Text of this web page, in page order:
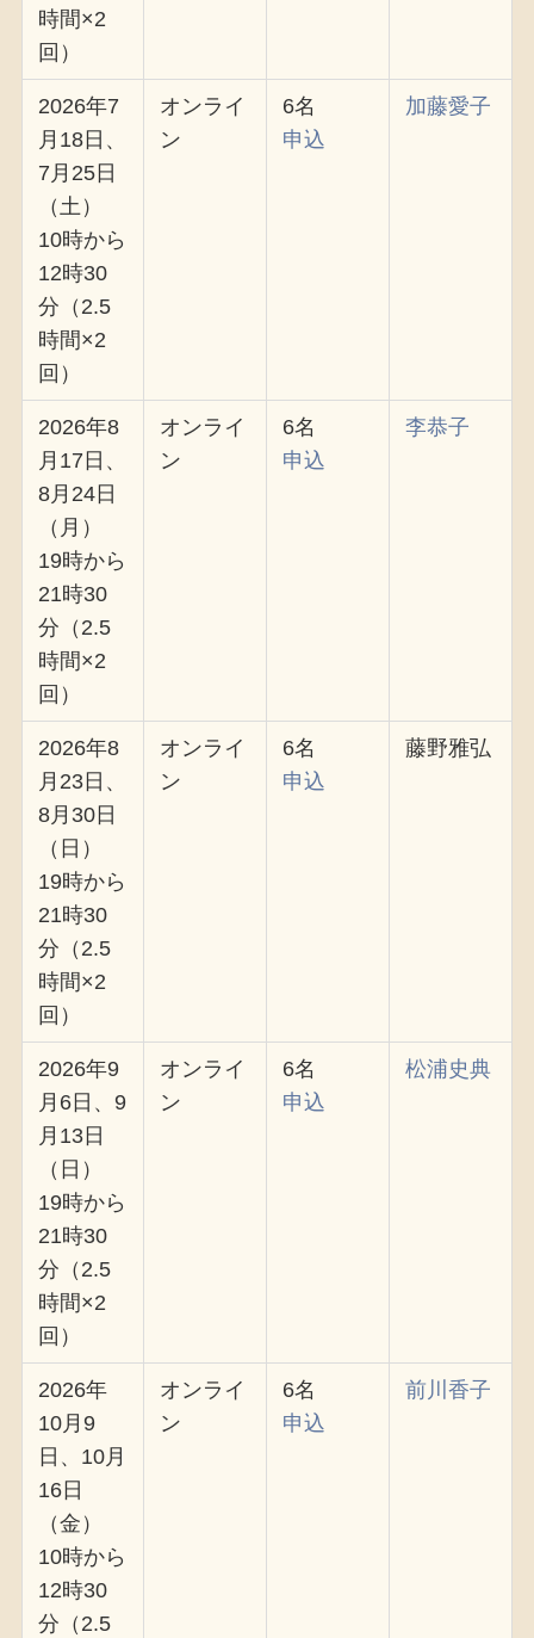
時間×2
回）
2026年7
月18日、
7月25日
（土）
10時から
12時30
分（2.5
時間×2
回）
オンライ
ン
6名
申込
加藤愛子
2026年8
月17日、
8月24日
（月）
19時から
21時30
分（2.5
時間×2
回）
オンライ
ン
6名
申込
李恭子
2026年8
月23日、
8月30日
（日）
19時から
21時30
分（2.5
時間×2
回）
オンライ
ン
6名
申込
藤野雅弘
2026年9
月6日、9
月13日
（日）
19時から
21時30
分（2.5
時間×2
回）
オンライ
ン
6名
申込
松浦史典
2026年
10月9
日、10月
16日
（金）
10時から
12時30
分（2.5
オンライ
ン
6名
申込
前川香子